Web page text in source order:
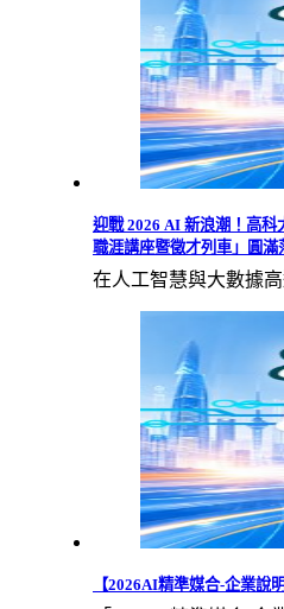
迎戰 2026 AI 新浪潮！高
職涯講座暨徵才列車」圓滿
在人工智慧與大數據
【2026AI精準媒合-企業說